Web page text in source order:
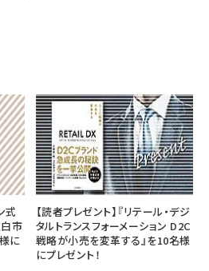
式
白市
に
【読者プレゼント】『リテール・デジ
タルトランスフォーメーション D2C
戦略が小売を変革する』を10名様
にプレゼント！